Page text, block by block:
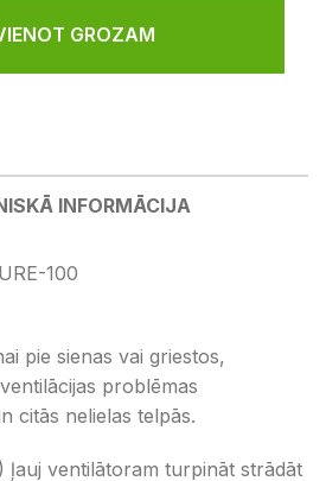
GROZAM
INFORMĀCIJA
100
pie sienas vai griestos,
problēmas
citās nelielas telpās.
ļauj ventilātoram turpināt strādāt